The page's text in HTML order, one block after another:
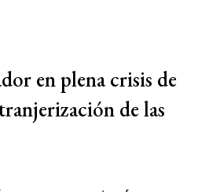
en plena crisis de
de las